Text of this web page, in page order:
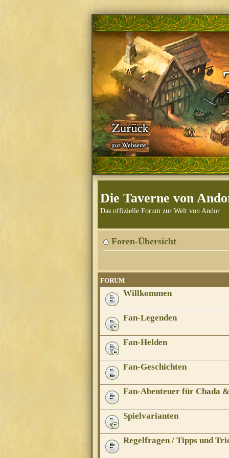
Die Taverne von
Das offizielle Forum zur Welt von Andor
Foren-Übersicht
FORUM
Willkommen
Fan-Legenden
Fan-Helden
Fan-Geschichten
Fan-Abenteuer für Chada
Spielvarianten
Regelfragen / Tipps und